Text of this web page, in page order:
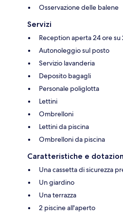
Osservazione delle balene
Servizi
Reception aperta 24 ore su
Autonoleggio sul posto
Servizio lavanderia
Deposito bagagli
Personale poliglotta
Lettini
Ombrelloni
Lettini da piscina
Ombrelloni da piscina
Caratteristiche e
Una cassetta di sicurezza
Un giardino
Una terrazza
2 piscine all'aperto